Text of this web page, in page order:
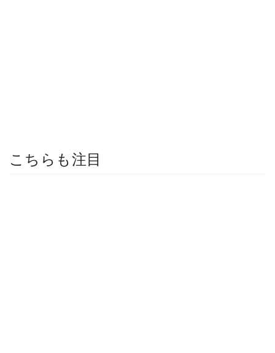
こちらも注目